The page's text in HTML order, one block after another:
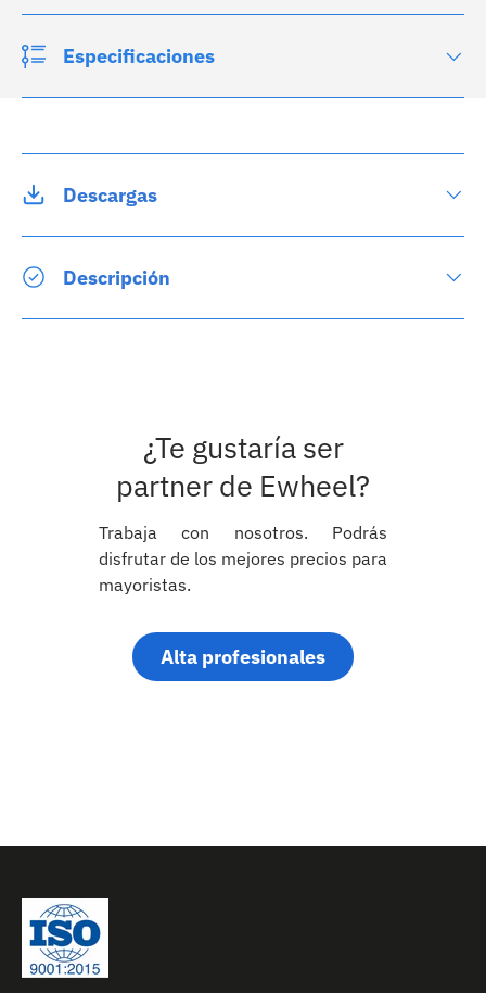
Especificaciones
Descargas
Descripción
¿Te gustaría ser
partner de Ewheel?
Trabaja con nosotros. Podrás
disfrutar de los mejores precios para
mayoristas.
Alta profesionales